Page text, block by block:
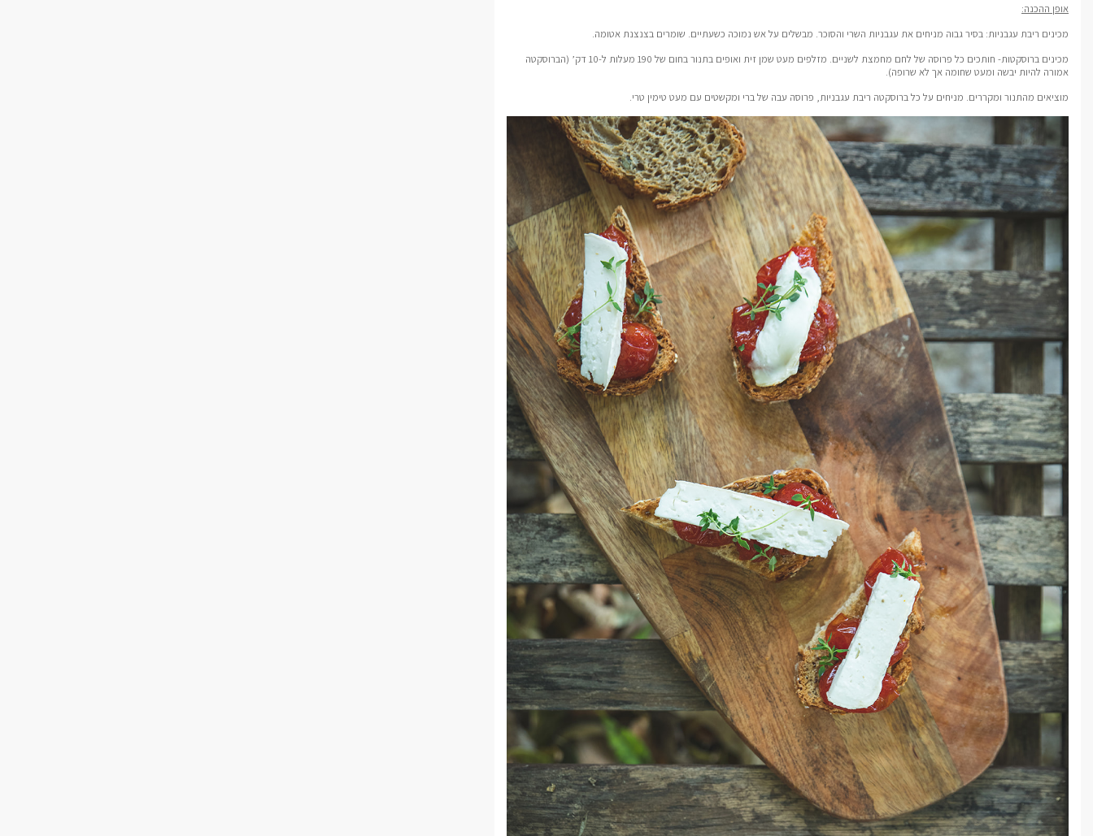
אופן ההכנה:
מכינים ריבת עגבניות: בסיר גבוה מניחים את עגבניות השרי והסוכר. מבשלים על אש נמוכה כשעתיים. שומרים בצנצנת אטומה.
מכינים ברוסקטות- חותכים כל פרוסה של לחם מחמצת לשניים. מזלפים מעט שמן זית ואופים בתנור בחום של 190 מעלות ל-10 דק’ (הברוסקטה
אמורה להיות יבשה ומעט שחומה אך לא שרופה).
מוציאים מהתנור ומקררים. מניחים על כל ברוסקטה ריבת עגבניות, פרוסה עבה של ברי ומקשטים עם מעט טימין טרי.